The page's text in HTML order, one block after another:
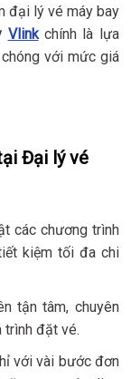
đại lý vé máy bay
Vlinkchính là lựa
với mức giá
Đại lý vé
các chương trình
kiệm tối đa chi
tận tâm, chuyên
trình đặt vé.
với vài bước đơn